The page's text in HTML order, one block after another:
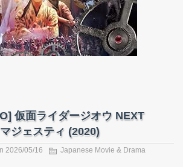
仮面ライダージオウ NEXT
ジェスティ (2020)
2026/05/16 Japanese Movie & Drama